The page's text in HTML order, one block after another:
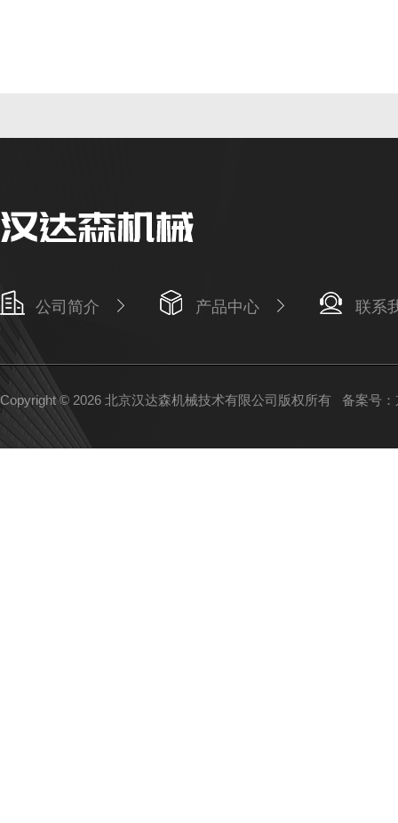
公司简介 产品中心 联系
Copyright © 2026 北京汉达森机械技术有限公司版权所有 备案号：